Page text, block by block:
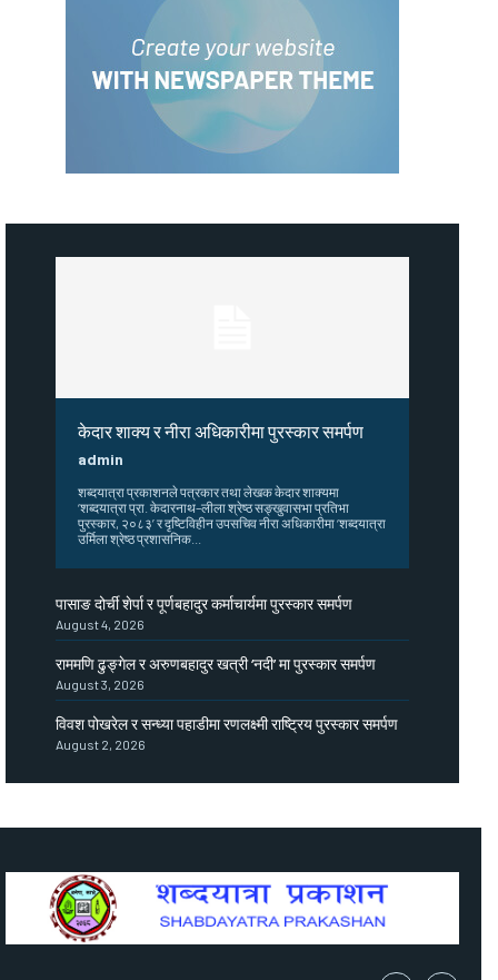
केदार शाक्य र नीरा अधिकारीमा पुरस्कार समर्पण
admin
शब्दयात्रा प्रकाशनले पत्रकार तथा लेखक केदार शाक्यमा
‘शब्दयात्रा प्रा. केदारनाथ–लीला श्रेष्ठ सङ्खुवासभा प्रतिभा
पुरस्कार, २०८३’ र दृष्टिविहीन उपसचिव नीरा अधिकारीमा ‘शब्दयात्रा
उर्मिला श्रेष्ठ प्रशासनिक...
पासाङ दोर्ची शेर्पा र पूर्णबहादुर कर्माचार्यमा पुरस्कार समर्पण
August 4, 2026
राममणि ढुङ्गेल र अरुणबहादुर खत्री ‘नदी’ मा पुरस्कार समर्पण
August 3, 2026
विवश पोखरेल र सन्ध्या पहाडीमा रणलक्ष्मी राष्ट्रिय पुरस्कार समर्पण
August 2, 2026